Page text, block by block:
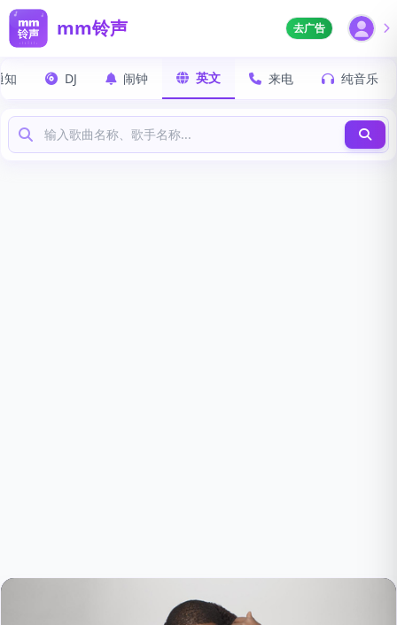
mm铃声 去广告
知 DJ 闹钟 英文 来电 纯音乐